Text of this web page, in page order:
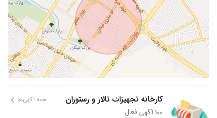
کارخانه تجهیزات تالار و رستوران همه آگهی‌ها
۱۰۰ آگهی فعال